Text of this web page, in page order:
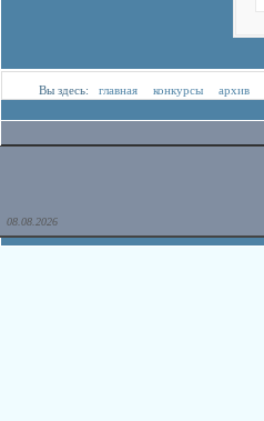
Вы здесь: главная конкурсы архив
08.08.2026